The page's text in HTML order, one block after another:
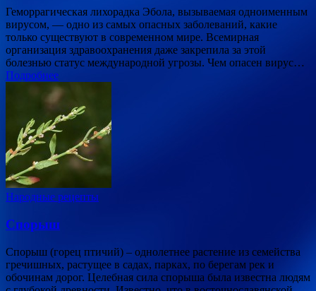
Геморрагическая лихорадка Эбола, вызываемая одноименным
вирусом, — одно из самых опасных заболеваний, какие
только существуют в современном мире. Всемирная
организация здравоохранения даже закрепила за этой
болезнью статус международной угрозы. Чем опасен вирус…
Подробнее
Народные рецепты
Спорыш
Спорыш (горец птичий) – однолетнее растение из семейства
гречишных, растущее в садах, парках, по берегам рек и
обочинам дорог. Целебная сила спорыша была известна людям